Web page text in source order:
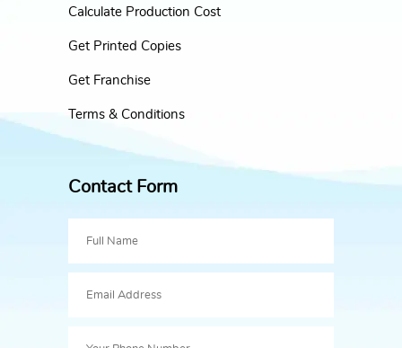
Calculate Production Cost
Get Printed Copies
Get Franchise
Terms & Conditions
Contact Form